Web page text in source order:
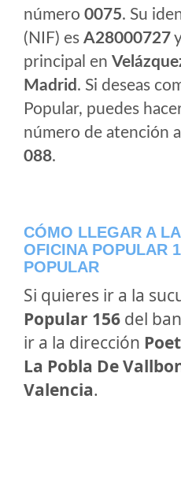
número 0075. Su
(NIF) es A28000727
principal en
Madrid . Si deseas
Popular, puedes
número de atención
088.
CÓMO LLEGAR A
OFICINA POPULAR
POPULAR
Si quieres ir a la
Popular 156 del
ir a la dirección
La Pobla De
Valencia.